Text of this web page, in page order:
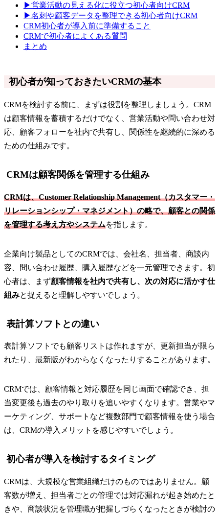
▶営業活動の見える化に役立つ初心者向けCRM
▶名刺や顧客データを整理できる初心者向けCRM
CRM初心者が導入前に準備すること
CRMで初心者によくある質問
まとめ
初心者が知っておきたいCRMの基本
CRMを検討する前に、まずは役割を整理しましょう。CRM
は顧客情報を蓄積するだけでなく、営業活動や問い合わせ対
応、顧客フォローを社内で共有し、関係性を継続的に深める
ための仕組みです。
CRMは顧客関係を管理する仕組み
CRMは、Customer Relationship Management（カスタマー・
リレーションシップ・マネジメント）の略で、顧客との関係
を管理する考え方やシステムを指します。
企業向け製品としてのCRMでは、会社名、担当者、商談内
容、問い合わせ履歴、購入履歴などを一元管理できます。初
心者は、まず顧客情報を社内で共有し、次の対応に活かす仕
組みと捉えると理解しやすいでしょう。
表計算ソフトとの違い
表計算ソフトでも顧客リストは作れますが、更新担当が限ら
れたり、最新版がわからなくなったりすることがあります。
CRMでは、顧客情報と対応履歴を同じ画面で確認でき、担
当変更後も過去のやり取りを追いやすくなります。営業やマ
ーケティング、サポートなど複数部門で顧客情報を使う場合
は、CRMの導入メリットを感じやすいでしょう。
初心者が導入を検討するタイミング
CRMは、大規模な営業組織だけのものではありません。顧
客数が増え、担当者ごとの管理では対応漏れが起き始めたと
きや、商談状況を管理職が把握しづらくなったときが検討の